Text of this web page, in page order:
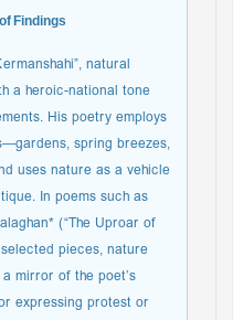
Findings
natural
a heroic-national tone
His poetry employs
spring breezes,
uses nature as a vehicle
In poems such as
(“The Uproar of
pieces, nature
mirror of the poet’s
expressing protest or